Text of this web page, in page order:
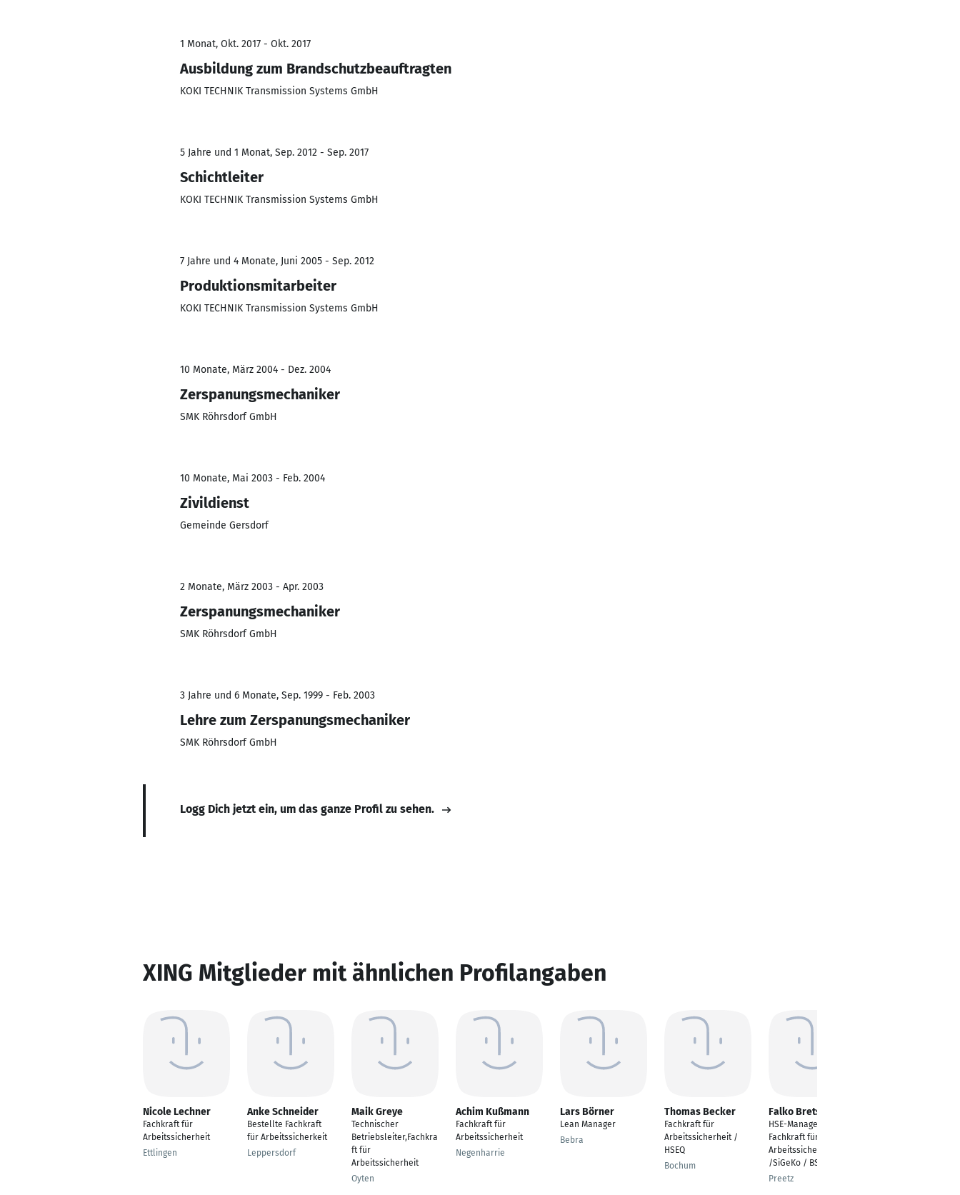
1 Monat, Okt. 2017 - Okt. 2017
Ausbildung zum Brandschutzbeauftragten
KOKI TECHNIK Transmission Systems GmbH
5 Jahre und 1 Monat, Sep. 2012 - Sep. 2017
Schichtleiter
KOKI TECHNIK Transmission Systems GmbH
7 Jahre und 4 Monate, Juni 2005 - Sep. 2012
Produktionsmitarbeiter
KOKI TECHNIK Transmission Systems GmbH
10 Monate, März 2004 - Dez. 2004
Zerspanungsmechaniker
SMK Röhrsdorf GmbH
10 Monate, Mai 2003 - Feb. 2004
Zivildienst
Gemeinde Gersdorf
2 Monate, März 2003 - Apr. 2003
Zerspanungsmechaniker
SMK Röhrsdorf GmbH
3 Jahre und 6 Monate, Sep. 1999 - Feb. 2003
Lehre zum Zerspanungsmechaniker
SMK Röhrsdorf GmbH
Logg Dich jetzt ein, um das ganze Profil zu sehen.
XING Mitglieder mit ähnlichen Profilangaben
Nicole Lechner
Fachkraft für
Arbeitssicherheit
Ettlingen
Anke Schneider
Bestellte Fachkraft
für Arbeitssicherkeit
Leppersdorf
Maik Greye
Technischer
Betriebsleiter,Fachkra
ft für
Arbeitssicherheit
Oyten
Achim Kußmann
Fachkraft für
Arbeitssicherheit
Negenharrie
Lars Börner
Lean Manager
Bebra
Thomas Becker
Fachkraft für
Arbeitssicherheit /
HSEQ
Bochum
Falko Bretsch
HSE-Manager /
Fachkraft für
Arbeitssicherheit
/SiGeKo / BSB
Preetz